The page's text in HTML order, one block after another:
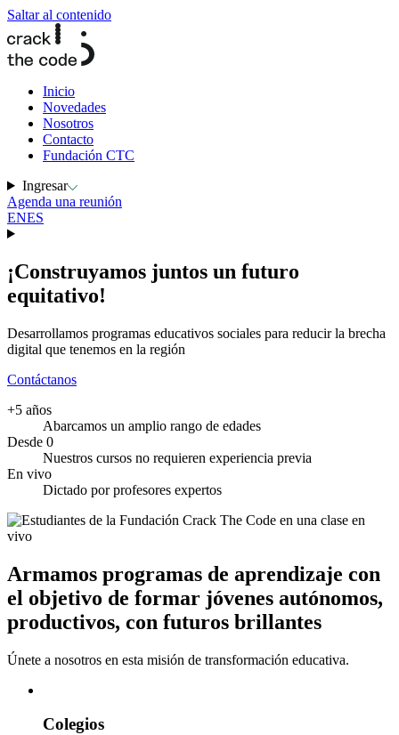
Saltar al contenido
Inicio
Novedades
Nosotros
Contacto
Fundación CTC
Ingresar
Agenda una reunión
ENES
¡Construyamos juntos un futuro
equitativo!
Desarrollamos programas educativos sociales para reducir la brecha
digital que tenemos en la región
Contáctanos
+5 años
Abarcamos un amplio rango de edades
Desde 0
Nuestros cursos no requieren experiencia previa
En vivo
Dictado por profesores expertos
Armamos programas de aprendizaje con
el objetivo de formar jóvenes autónomos,
productivos, con futuros brillantes
Únete a nosotros en esta misión de transformación educativa.
Colegios